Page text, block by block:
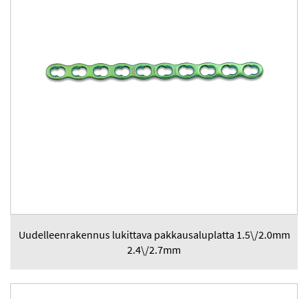
Uudelleenrakennus lukittava pakkausaluplatta 1.5\/2.0mm
2.4\/2.7mm